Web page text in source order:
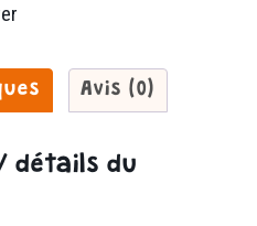
Avis (0)
détails du